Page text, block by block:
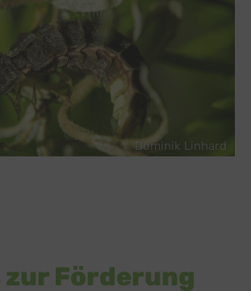
Dominik Linhard
zur Förderung